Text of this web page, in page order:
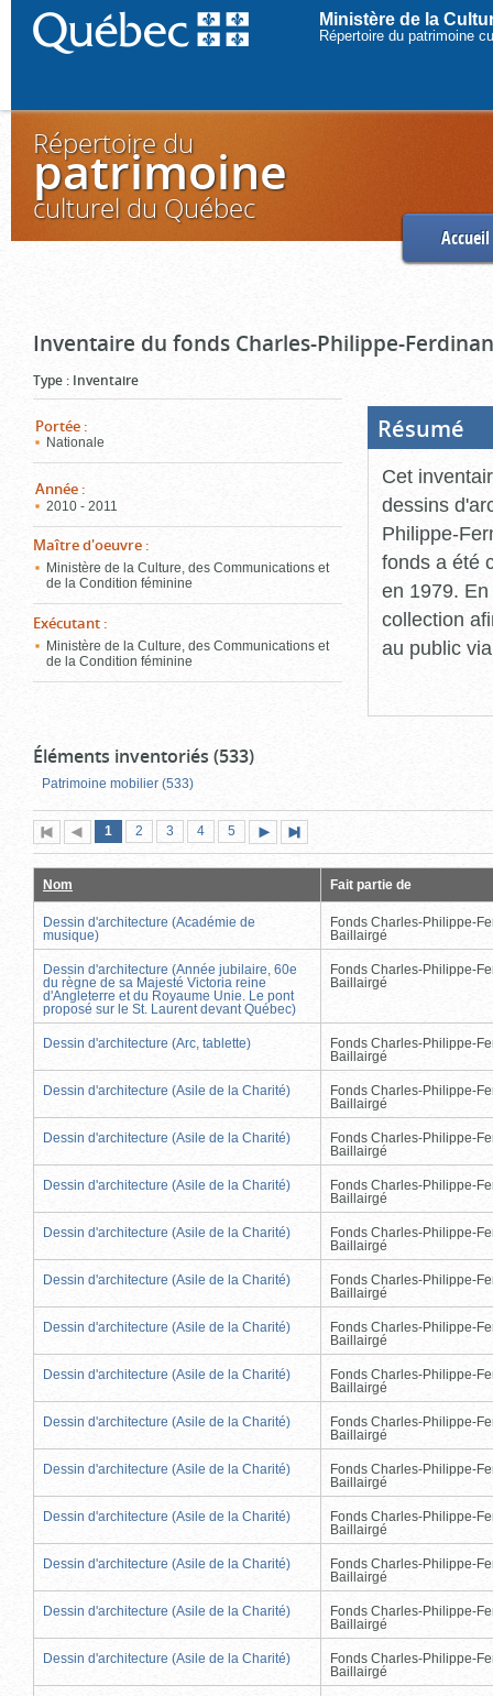
Ministère de la
Répertoire du patrimoine
Répertoire du
patrimoine
culturel du Québec
Accueil
Inventaire du fonds Charles-Philippe-
Type : Inventaire
Portée :
Nationale
Année :
2010 - 2011
Maître d'oeuvre :
Ministère de la Culture, des Communications et
de la Condition féminine
Exécutant :
Ministère de la Culture, des Communications et
de la Condition féminine
Résumé
Cet
dessins
Philippe-
fonds a été
en 1979.
collection
au public
Éléments inventoriés (533)
Patrimoine mobilier (533)
Première
page
Page
précédente
Page
1 (page
actuelle)
Page
2 Page
3 Page
4 Page
5
suivante
page
Nom Fait partie de
Dessin d'architecture (Académie de
musique)
Fonds Charles-Philippe-
Baillairgé
Dessin d'architecture (Année jubilaire, 60e
du règne de sa Majesté Victoria reine
d'Angleterre et du Royaume Unie. Le pont
proposé sur le St. Laurent devant Québec)
Fonds Charles-Philippe-
Baillairgé
Dessin d'architecture (Arc, tablette)
Fonds Charles-Philippe-
Baillairgé
Dessin d'architecture (Asile de la Charité)
Fonds Charles-Philippe-
Baillairgé
Dessin d'architecture (Asile de la Charité)
Fonds Charles-Philippe-
Baillairgé
Dessin d'architecture (Asile de la Charité)
Fonds Charles-Philippe-
Baillairgé
Dessin d'architecture (Asile de la Charité)
Fonds Charles-Philippe-
Baillairgé
Dessin d'architecture (Asile de la Charité)
Fonds Charles-Philippe-
Baillairgé
Dessin d'architecture (Asile de la Charité)
Fonds Charles-Philippe-
Baillairgé
Dessin d'architecture (Asile de la Charité)
Fonds Charles-Philippe-
Baillairgé
Dessin d'architecture (Asile de la Charité)
Fonds Charles-Philippe-
Baillairgé
Dessin d'architecture (Asile de la Charité)
Fonds Charles-Philippe-
Baillairgé
Dessin d'architecture (Asile de la Charité)
Fonds Charles-Philippe-
Baillairgé
Dessin d'architecture (Asile de la Charité)
Fonds Charles-Philippe-
Baillairgé
Dessin d'architecture (Asile de la Charité)
Fonds Charles-Philippe-
Baillairgé
Dessin d'architecture (Asile de la Charité)
Fonds Charles-Philippe-
Baillairgé